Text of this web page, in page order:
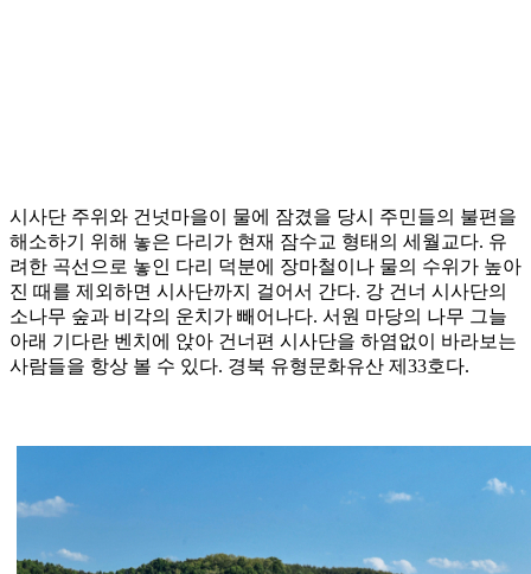
시사단 주위와 건넛마을이 물에 잠겼을 당시 주민들의 불편을
해소하기 위해 놓은 다리가 현재 잠수교 형태의 세월교다. 유
려한 곡선으로 놓인 다리 덕분에 장마철이나 물의 수위가 높아
진 때를 제외하면 시사단까지 걸어서 간다. 강 건너 시사단의
소나무 숲과 비각의 운치가 빼어나다. 서원 마당의 나무 그늘
아래 기다란 벤치에 앉아 건너편 시사단을 하염없이 바라보는
사람들을 항상 볼 수 있다. 경북 유형문화유산 제33호다.